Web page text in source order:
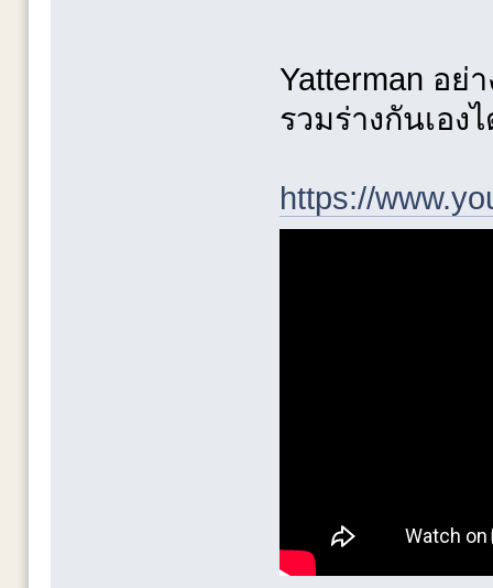
Yatterman อย่
รวมร่างกันเอง
https://